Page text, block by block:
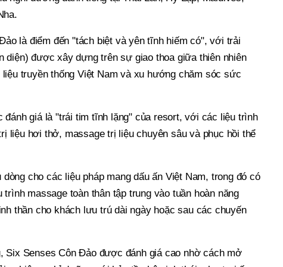
là điểm đến "tách biệt và yên tĩnh hiếm có", với trải
diện) được xây dựng trên sự giao thoa giữa thiên nhiên
truyền thống Việt Nam và xu hướng chăm sóc sức
giá là "trái tim tĩnh lặng" của resort, với các liệu trình
liệu hơi thở, massage trị liệu chuyên sâu và phục hồi thể
cho các liệu pháp mang dấu ấn Việt Nam, trong đó có
trình massage toàn thân tập trung vào tuần hoàn năng
thần cho khách lưu trú dài ngày hoặc sau các chuyến
Six Senses Côn Đảo được đánh giá cao nhờ cách mở